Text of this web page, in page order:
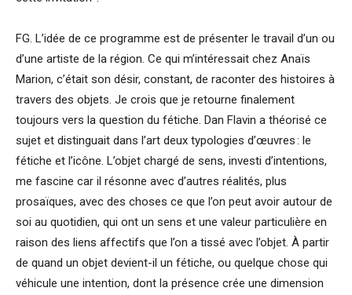
FG. L’idée de ce programme est de présenter le travail d’un ou
d’une artiste de la région. Ce qui m’intéressait chez Anaïs
Marion, c’était son désir, constant, de raconter des histoires à
travers des objets. Je crois que je retourne finalement
toujours vers la question du fétiche. Dan Flavin a théorisé ce
sujet et distinguait dans l’art deux typologies d’œuvres : le
fétiche et l’icône. L’objet chargé de sens, investi d’intentions,
me fascine car il résonne avec d’autres réalités, plus
prosaïques, avec des choses ce que l’on peut avoir autour de
soi au quotidien, qui ont un sens et une valeur particulière en
raison des liens affectifs que l’on a tissé avec l’objet. À partir
de quand un objet devient-il un fétiche, ou quelque chose qui
véhicule une intention, dont la présence crée une dimension